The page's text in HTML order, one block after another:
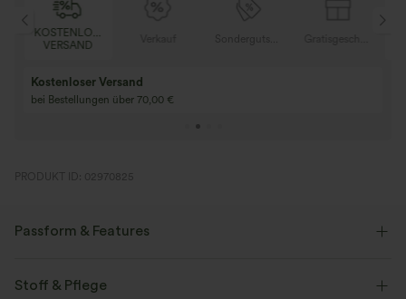
Verkauf
Kaufe 3 und erhalte 1 gratis
Kaufen Sie 4 für 3, kaufen Sie 8 für 6
PRODUKT ID: 02970825
Passform & Features
Stoff & Pflege